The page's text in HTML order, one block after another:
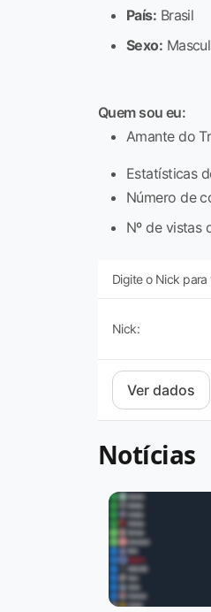
País: Brasil
Sexo:
Quem sou eu:
Amante do
Estatísticas
Número de
Nº de vistas
Digite o Nick
Nick:
Notícias